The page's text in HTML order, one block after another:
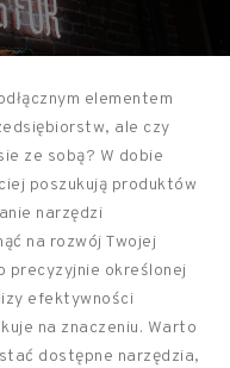
elementem
ale czy
ze sobą? W dobie
poszukują produktów
narzędzi
na rozwój Twojej
precyzyjnie określonej
efektywności
na znaczeniu. Warto
dostępne narzędzia,